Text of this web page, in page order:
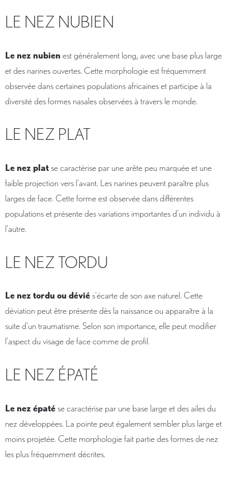
LE NEZ NUBIEN
Le nez nubien est généralement long, avec une base plus large
et des narines ouvertes. Cette morphologie est fréquemment
observée dans certaines populations africaines et participe à la
diversité des formes nasales observées à travers le monde.
LE NEZ PLAT
Le nez platse caractérise par une arête peu marquée et une
faible projection vers l’avant. Les narines peuvent paraître plus
larges de face. Cette forme est observée dans différentes
populations et présente des variations importantes d’un individu à
l’autre.
LE NEZ TORDU
Le nez tordu ou déviés’écarte de son axe naturel. Cette
déviation peut être présente dès la naissance ou apparaître à la
suite d’un traumatisme. Selon son importance, elle peut modifier
l’aspect du visage de face comme de profil.
LE NEZ ÉPATÉ
Le nez épatése caractérise par une base large et des ailes du
nez développées. La pointe peut également sembler plus large et
moins projetée. Cette morphologie fait partie des formes de nez
les plus fréquemment décrites.